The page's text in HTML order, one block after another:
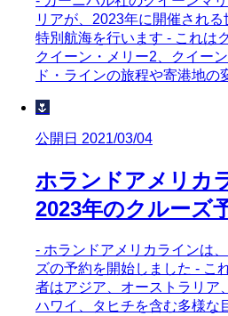
リアが、2023年に開催され
特別航海を行います - これは
クイーン・メリー2、クイー
ド・ラインの旅程や寄港地の
🌷
公開日 2021/03/04
ホランドアメリカ
2023年のクルーズ
- ホランドアメリカラインは
ズの予約を開始しました - こ
者はアジア、オーストラリア
ハワイ、タヒチを含む多様な